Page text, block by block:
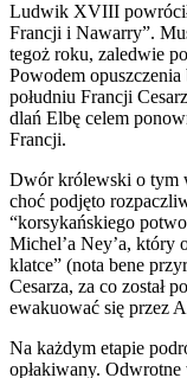
Ludwik XVIII
Francji i Nawarry”.
tegoż roku, zaledwie
Powodem
południu Francji
dlań Elbę celem
Francji.
Dwór królewski o tym
choć podjęto
“korsykańskiego
Michel’a Ney’a, który
klatce” (nota bene
Cesarza, za co został
ewakuować się przez
Na każdym etapie
opłakiwany.